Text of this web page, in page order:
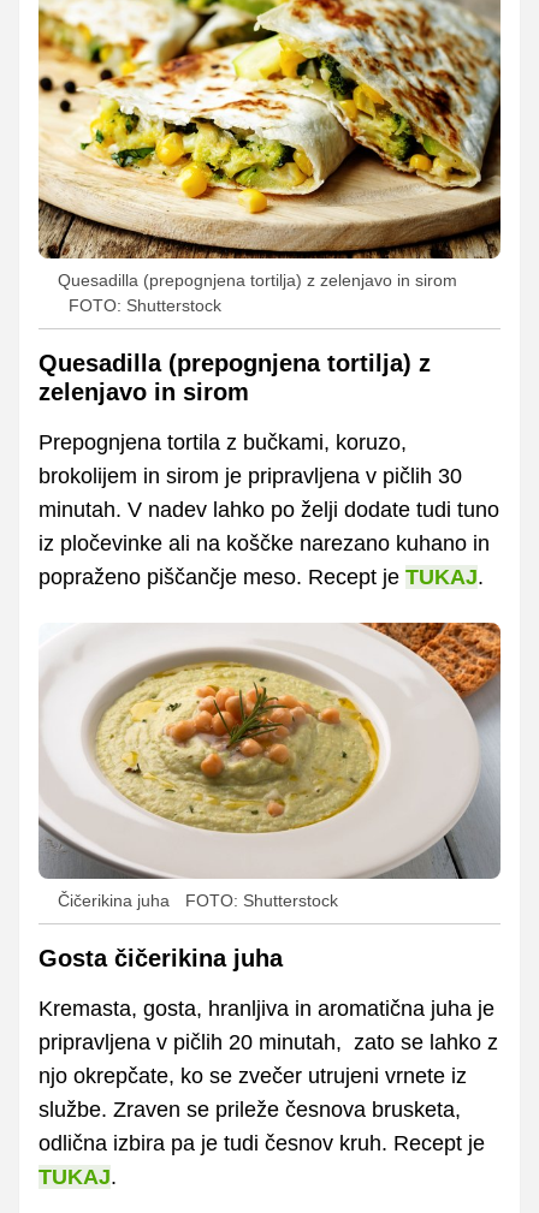
Quesadilla (prepognjena tortilja) z zelenjavo in sirom
FOTO: Shutterstock
Quesadilla (prepognjena tortilja) z
zelenjavo in sirom
Prepognjena tortila z bučkami, koruzo,
brokolijem in sirom je pripravljena v pičlih 30
minutah. V nadev lahko po želji dodate tudi tuno
iz pločevinke ali na koščke narezano kuhano in
popraženo piščančje meso. Recept je TUKAJ.
Čičerikina juha FOTO: Shutterstock
Gosta čičerikina juha
Kremasta, gosta, hranljiva in aromatična juha je
pripravljena v pičlih 20 minutah, zato se lahko z
njo okrepčate, ko se zvečer utrujeni vrnete iz
službe. Zraven se prileže česnova brusketa,
odlična izbira pa je tudi česnov kruh. Recept je
TUKAJ.